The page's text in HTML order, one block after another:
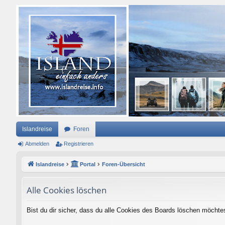
Islandreise Foren
Abmelden Registrieren
Islandreise Portal Foren-Übersicht
Alle Cookies löschen
Bist du dir sicher, dass du alle Cookies des Boards löschen